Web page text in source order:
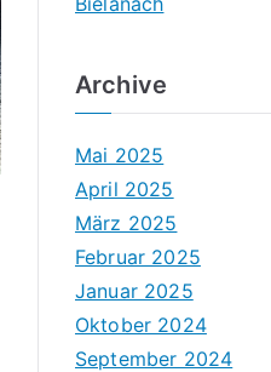
Archive
Mai 2025
April 2025
März 2025
Februar 2025
Januar 2025
Oktober 2024
September 2024